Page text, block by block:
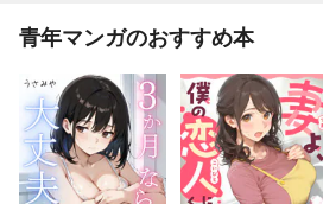
青年マンガのおすすめ本